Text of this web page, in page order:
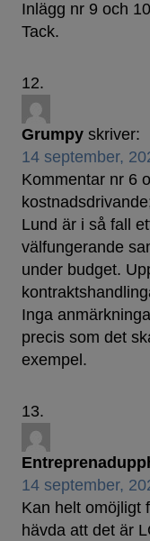
Inlägg nr 9 och
Tack.
Grumpy skriver:
14 september,
Kommentar nr 6
Lund är i så fall
välfungerande
under budget.
Inga
precis som det
exempel.
14 september,
Kan helt omöjligt
hävda att det är